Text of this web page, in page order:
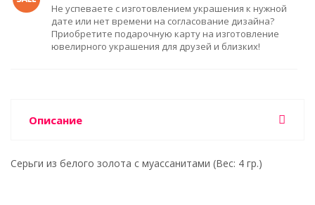
Не успеваете с изготовлением украшения к нужной
дате или нет времени на согласование дизайна?
Приобретите подарочную карту на изготовление
ювелирного украшения для друзей и близких!
Описание
Серьги из белого золота с муассанитами (Вес: 4 гр.)